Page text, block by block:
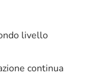
livello
continua